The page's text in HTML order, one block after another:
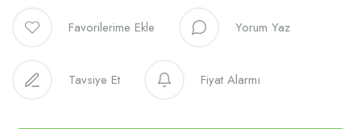
Yorum Yaz
Tavsiye Et Fiyat Alarmı